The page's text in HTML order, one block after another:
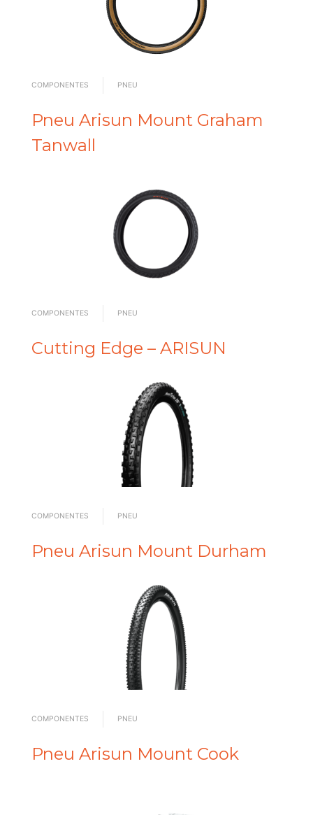
COMPONENTES PNEU
Pneu Arisun Mount Graham
Tanwall
COMPONENTES PNEU
Cutting Edge – ARISUN
COMPONENTES PNEU
Pneu Arisun Mount Durham
COMPONENTES PNEU
Pneu Arisun Mount Cook